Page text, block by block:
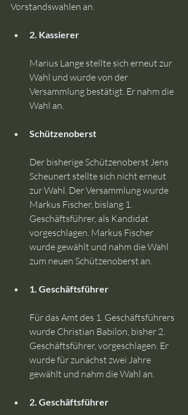
Vorstandswahlen an.
2. Kassierer
Marius Lange stellte sich erneut zur
Wahl und wurde von der
Versammlung bestätigt. Er nahm die
Wahl an.
Schützenoberst
Der bisherige Schützenoberst Jens
Scheunert stellte sich nicht erneut
zur Wahl. Der Versammlung wurde
Markus Fischer, bislang 1.
Geschäftsführer, als Kandidat
vorgeschlagen. Markus Fischer
wurde gewählt und nahm die Wahl
zum neuen Schützenoberst an.
1. Geschäftsführer
Für das Amt des 1. Geschäftsführers
wurde Christian Babilon, bisher 2.
Geschäftsführer, vorgeschlagen. Er
wurde für zunächst zwei Jahre
gewählt und nahm die Wahl an.
2. Geschäftsführer